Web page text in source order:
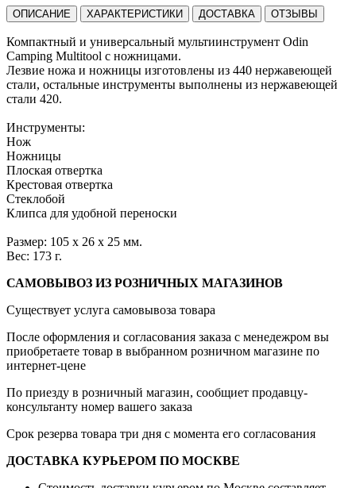
ОПИСАНИЕ ХАРАКТЕРИСТИКИ ДОСТАВКА ОТЗЫВЫ
Компактный и универсальный мультиинструмент Odin
Camping Multitool с ножницами.
Лезвие ножа и ножницы изготовлены из 440 нержавеющей
стали, остальные инструменты выполнены из нержавеющей
стали 420.
Инструменты:
Нож
Ножницы
Плоская отвертка
Крестовая отвертка
Стеклобой
Клипса для удобной переноски
Размер: 105 х 26 х 25 мм.
Вес: 173 г.
САМОВЫВОЗ ИЗ РОЗНИЧНЫХ МАГАЗИНОВ
Существует услуга самовывоза товара
После оформления и согласования заказа с менедежром вы
приобретаете товар в выбранном розничном магазине по
интернет-цене
По приезду в розничный магазин, сообщиет продавцу-
консультанту номер вашего заказа
Срок резерва товара три дня с момента его согласования
ДОСТАВКА КУРЬЕРОМ ПО МОСКВЕ